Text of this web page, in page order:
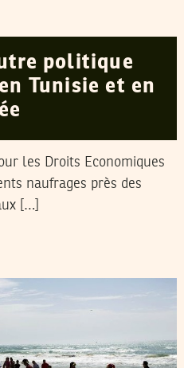
politique
Tunisie et en
les Droits Economiques
naufrages près des
[…]